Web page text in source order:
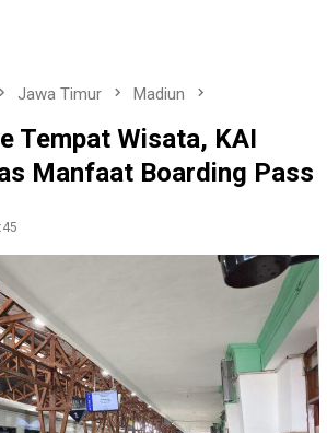
Jawa Timur Madiun
Tempat Wisata, KAI
Manfaat Boarding Pass